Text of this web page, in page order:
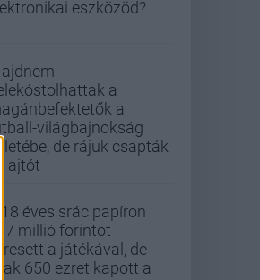
eszközöd?
a
a
világbajnokság
de rájuk csapták
ajtót
18 éves srác papíron
millió forintot
a játékával, de
650 ezret kapott a